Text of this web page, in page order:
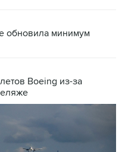
обновила минимум
Boeing из-за